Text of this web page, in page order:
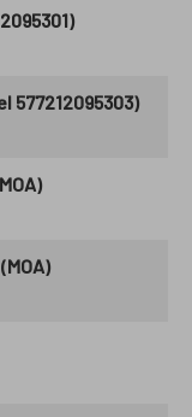
577212095303)